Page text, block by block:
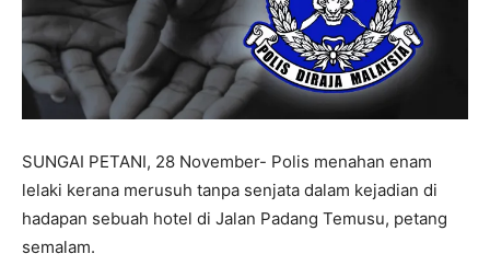
SUNGAI PETANI, 28 November- Polis menahan enam
lelaki kerana merusuh tanpa senjata dalam kejadian di
hadapan sebuah hotel di Jalan Padang Temusu, petang
semalam.